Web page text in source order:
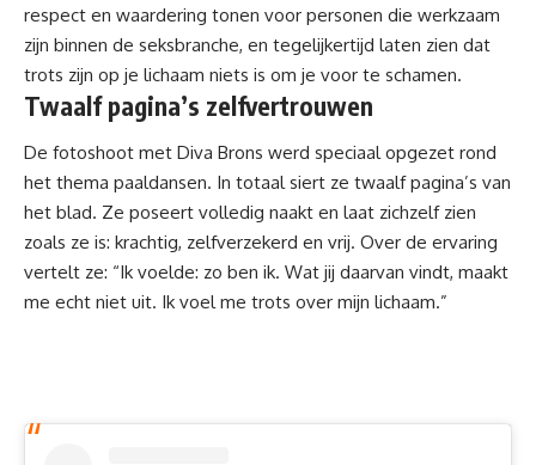
respect en waardering tonen voor personen die werkzaam
zijn binnen de seksbranche, en tegelijkertijd laten zien dat
trots zijn op je lichaam niets is om je voor te schamen.
Twaalf pagina’s zelfvertrouwen
De fotoshoot met Diva Brons werd speciaal opgezet rond
het thema paaldansen. In totaal siert ze twaalf pagina’s van
het blad. Ze poseert volledig naakt en laat zichzelf zien
zoals ze is: krachtig, zelfverzekerd en vrij. Over de ervaring
vertelt ze: “Ik voelde: zo ben ik. Wat jij daarvan vindt, maakt
me echt niet uit. Ik voel me trots over mijn lichaam.”